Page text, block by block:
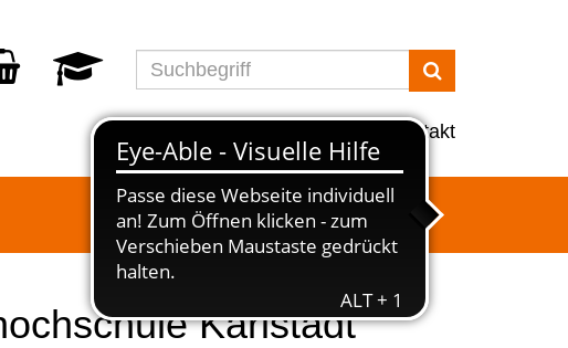
Suchen
Programm Kontakt
Karlstadt